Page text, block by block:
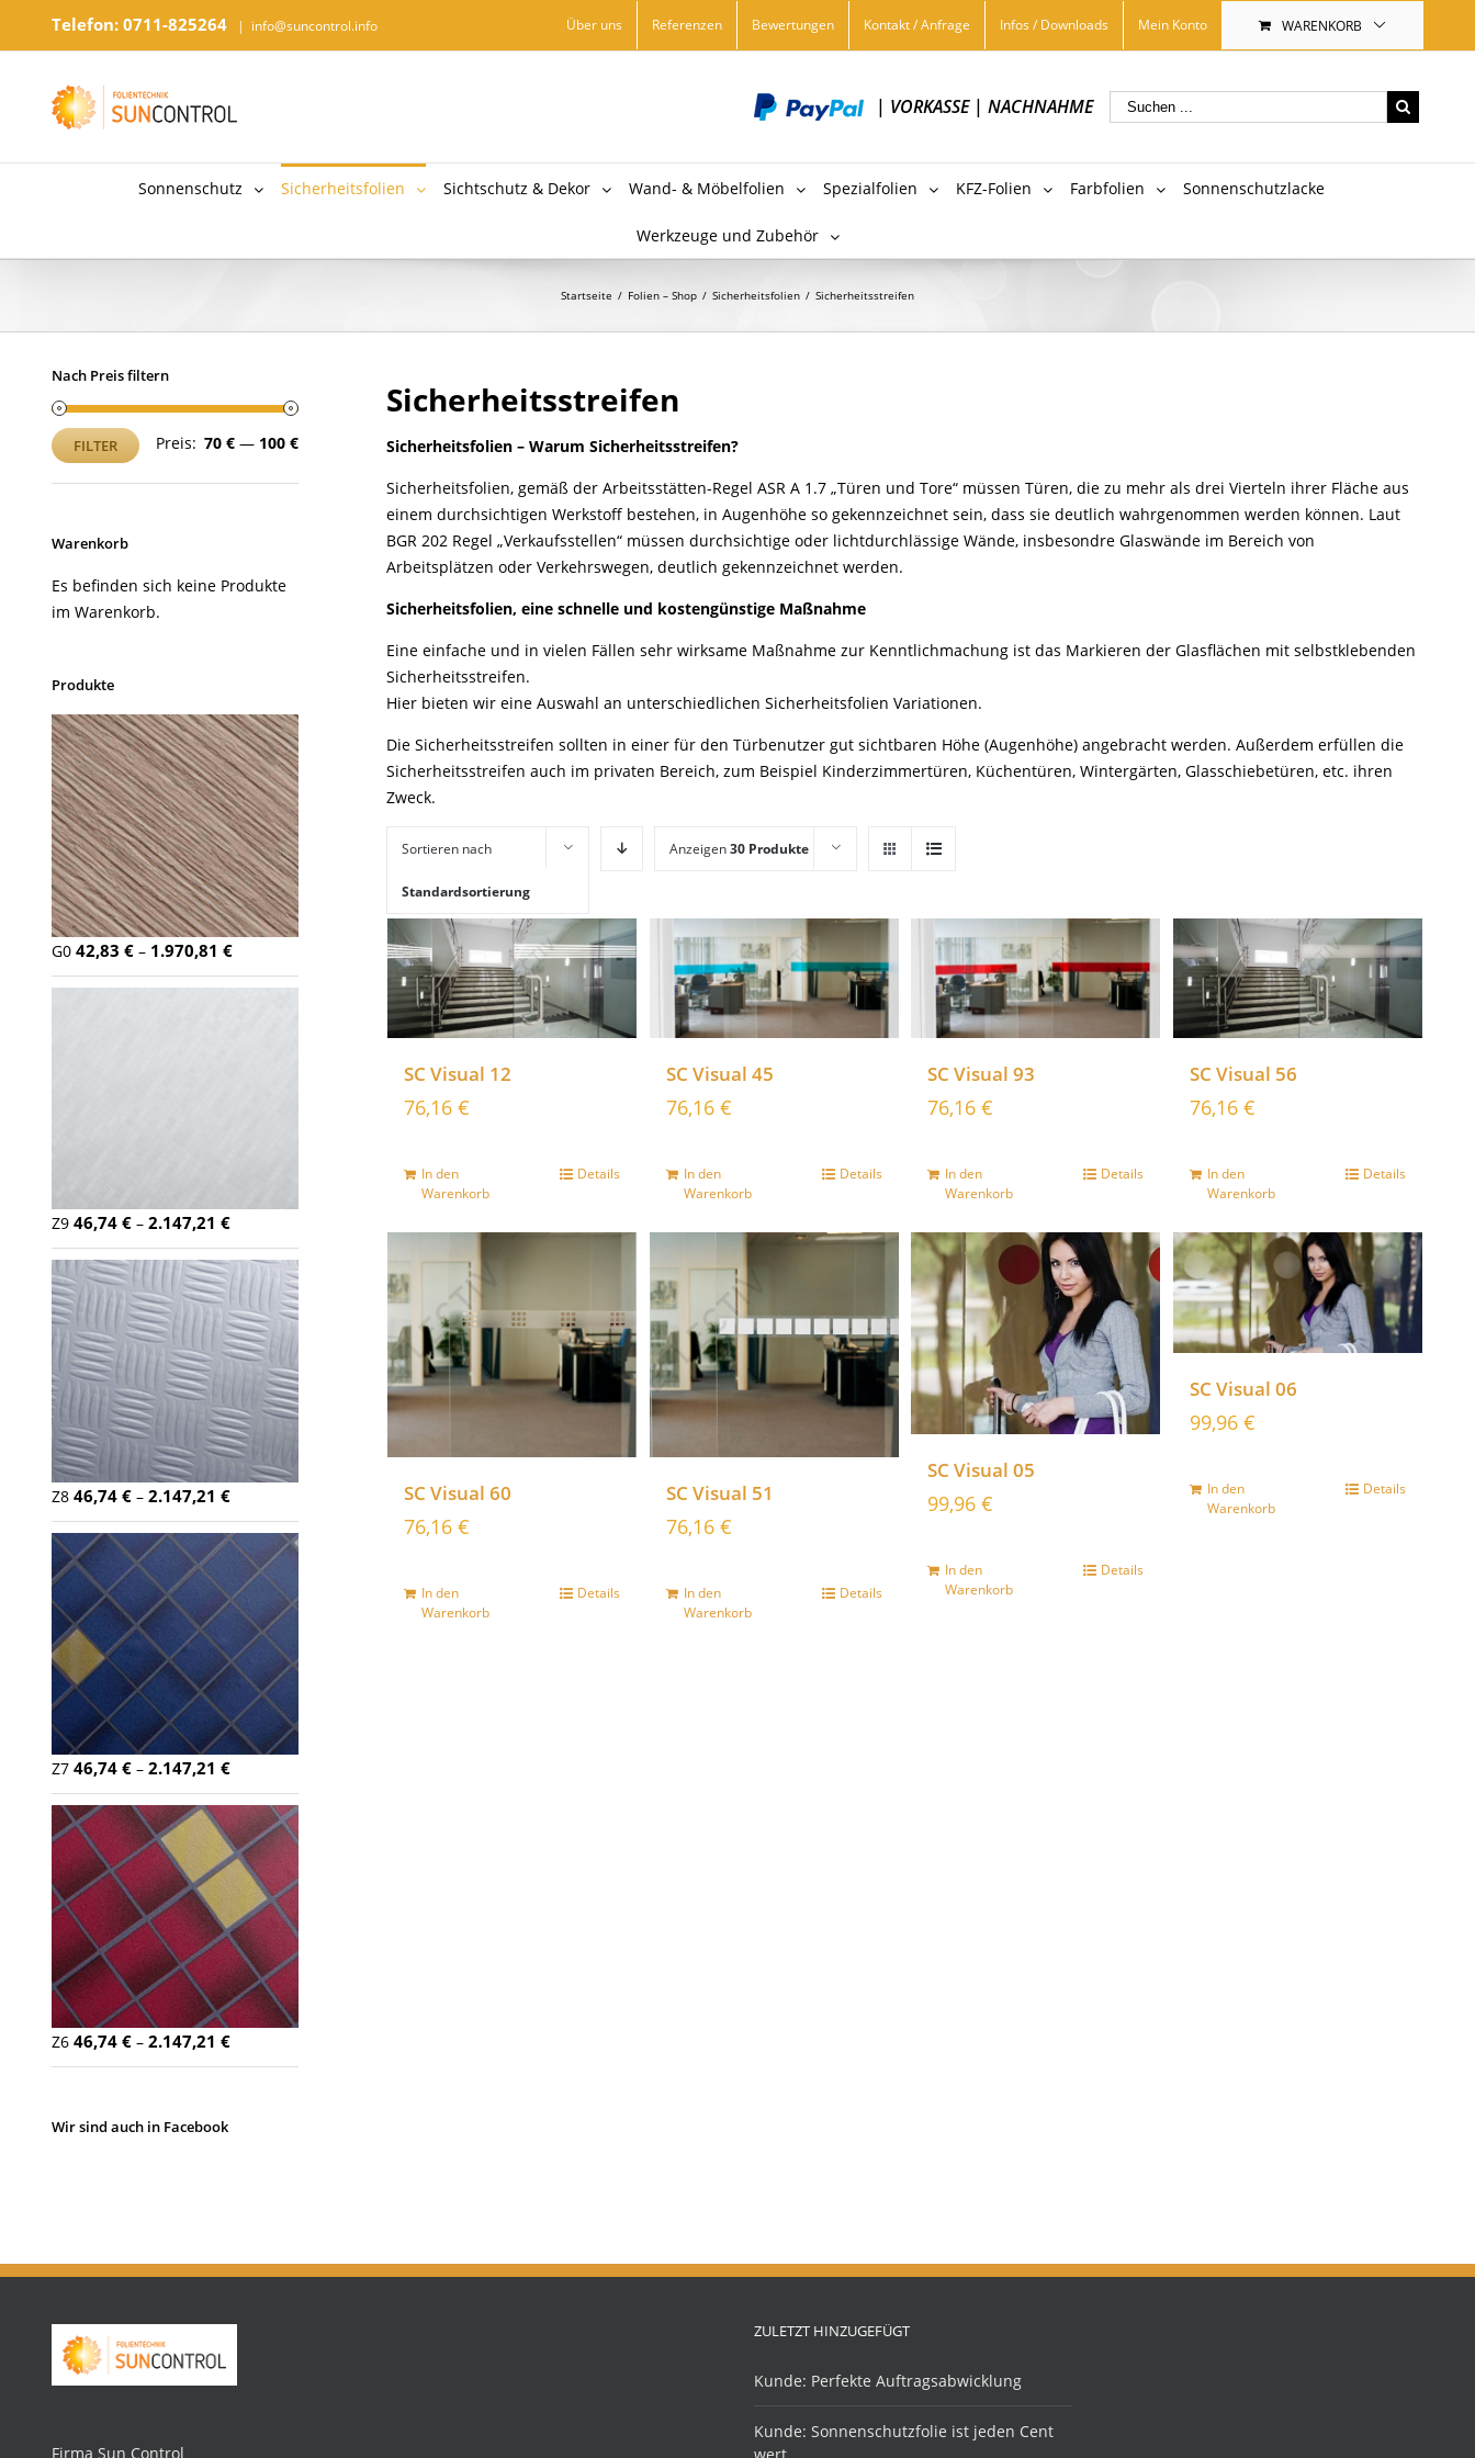
Telefon: 0711-825264 | info@suncontrol.info Über uns Referenzen Bewertungen Kontakt / Anfrage Infos / Downloads Mein Konto WARENKORB
| VORKASSE| NACHNAHME
Sonnenschutz Sicherheitsfolien Sichtschutz & Dekor Wand- & Möbelfolien Spezialfolien KFZ-Folien Farbfolien Sonnenschutzlacke
Werkzeuge und Zubehör
Startseite / Folien – Shop / Sicherheitsfolien / Sicherheitsstreifen
Sicherheitsstreifen
Sicherheitsfolien – Warum Sicherheitsstreifen?
Sicherheitsfolien, gemäß der Arbeitsstätten-Regel ASR A 1.7 „Türen und Tore“ müssen Türen, die zu mehr als drei Vierteln ihrer Fläche aus
einem durchsichtigen Werkstoff bestehen, in Augenhöhe so gekennzeichnet sein, dass sie deutlich wahrgenommen werden können. Laut
BGR 202 Regel „Verkaufsstellen“ müssen durchsichtige oder lichtdurchlässige Wände, insbesondre Glaswände im Bereich von
Arbeitsplätzen oder Verkehrswegen, deutlich gekennzeichnet werden.
Sicherheitsfolien, eine schnelle und kostengünstige Maßnahme
Eine einfache und in vielen Fällen sehr wirksame Maßnahme zur Kenntlichmachung ist das Markieren der Glasflächen mit selbstklebenden
Sicherheitsstreifen.
Hier bieten wir eine Auswahl an unterschiedlichen Sicherheitsfolien Variationen.
Die Sicherheitsstreifen sollten in einer für den Türbenutzer gut sichtbaren Höhe (Augenhöhe) angebracht werden. Außerdem erfüllen die
Sicherheitsstreifen auch im privaten Bereich, zum Beispiel Kinderzimmertüren, Küchentüren, Wintergärten, Glasschiebetüren, etc. ihren
Zweck.
Sortieren nach
Standardsortierung
Anzeigen30 Produkte
SC Visual 12
76,16 €
In den
Warenkorb
Details
SC Visual 45
76,16 €
In den
Warenkorb
Details
SC Visual 93
76,16€
In den
Warenkorb
Details
SC Visual 56
76,16 €
In den
Warenkorb
Details
SC Visual 60
76,16 €
In den
Warenkorb
Details
SC Visual 51
76,16 €
In den
Warenkorb
Details
SC Visual 05
99,96€
In den
Warenkorb
Details
SC Visual 06
99,96 €
In den
Warenkorb
Details
Nach Preis filtern
Min.
Max.
FILTER Preis: 70 € — 100 €
Warenkorb
Es befinden sich keine Produkte
im Warenkorb.
Produkte
G0 42,83 € – 1.970,81 €
Z9 46,74 € – 2.147,21 €
Z8 46,74 € – 2.147,21 €
Z7 46,74 € – 2.147,21 €
Z6 46,74 € – 2.147,21 €
Wir sind auch in Facebook
Firma Sun Control
ZULETZT HINZUGEFÜGT
Kunde: Perfekte Auftragsabwicklung
Kunde: Sonnenschutzfolie ist jeden Cent
wert